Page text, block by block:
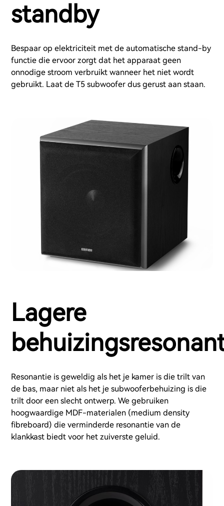
standby
Bespaar op elektriciteit met de automatische stand-by
functie die ervoor zorgt dat het apparaat geen
onnodige stroom verbruikt wanneer het niet wordt
gebruikt. Laat de T5 subwoofer dus gerust aan staan.
Lagere
Resonantie is geweldig als het je kamer is die trilt van
de bas, maar niet als het je subwooferbehuizing is die
trilt door een slecht ontwerp. We gebruiken
hoogwaardige MDF-materialen (medium density
fibreboard) die verminderde resonantie van de
klankkast biedt voor het zuiverste geluid.